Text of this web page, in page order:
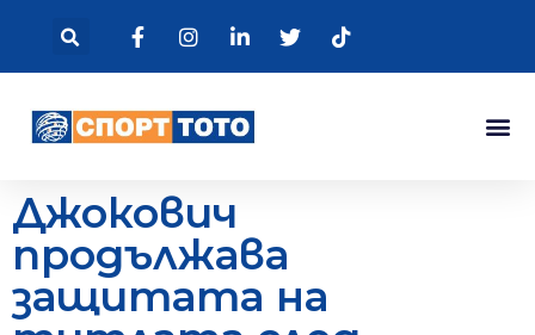
Джокович
продължава
защитата на